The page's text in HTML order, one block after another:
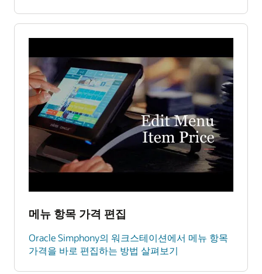
메뉴 항목 가격 편집
Oracle Simphony의 워크스테이션에서 메뉴 항목
가격을 바로 편집하는 방법 살펴보기